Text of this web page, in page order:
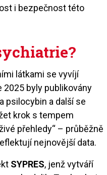
i bezpečnost této
látkami se vyvíjí
byly publikovány
psilocybin a další se
krok s tempem
přehledy“ – průběžně
nejnovější data.
SYPRES, jenž vytváří